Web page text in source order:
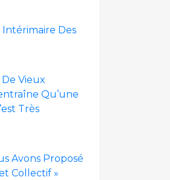
Intérimaire Des
Vieux
Qu’une
Très
Avons Proposé
Collectif »